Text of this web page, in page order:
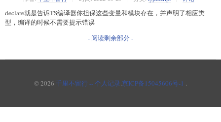
declare就是告诉TS编译器你担保这些变量和模块存在，并声明了相应类
型，编译的时候不需要提示错误
- 阅读剩余部分 -
© 2026 千里不留行 -- 个人记录.京ICP备15045606号-1 .